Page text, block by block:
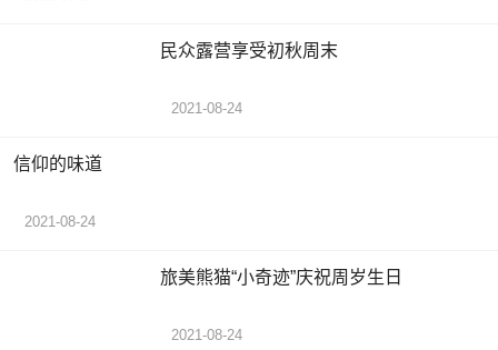
民众露营享受初秋周末
2021-08-24
信仰的味道
2021-08-24
旅美熊猫“小奇迹”庆祝周岁生日
2021-08-24